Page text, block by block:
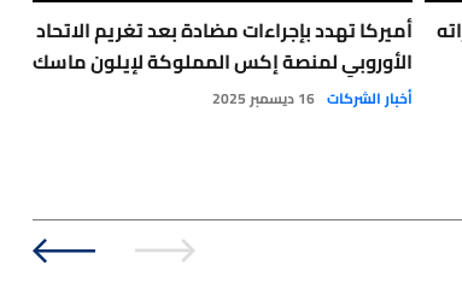
أميركا تهدد بإجراءات مضادة بعد تغريم الاتحاد
الأوروبي لمنصة إكس المملوكة لإيلون ماسك
أخبار الشركات 16 ديسمبر 2025